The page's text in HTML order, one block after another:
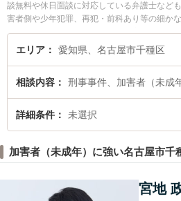
談無料や休日面談に対応している弁護士など
害者側や少年犯罪、再犯・前科あり等の細か
利です。特に星ヶ丘法律事務所の宮城 佳典弁
務所 ちくさ事務所の村上 光平弁護士のプロ
富な近くの弁護士を検索したい』『初回相談
名古屋市千種区内の弁護士に相談予約したい
すすめです。
エリア 愛知県、名古屋市千種区
相談内容 刑事事件、加害者（未成
詳細条件 未選択
加害者（未成年）に強い名古屋市千
宮地